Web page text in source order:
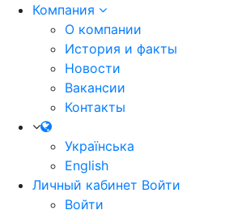
Компания
О компании
История и факты
Новости
Вакансии
Контакты
Українська
English
Личный кабинет Войти
Войти